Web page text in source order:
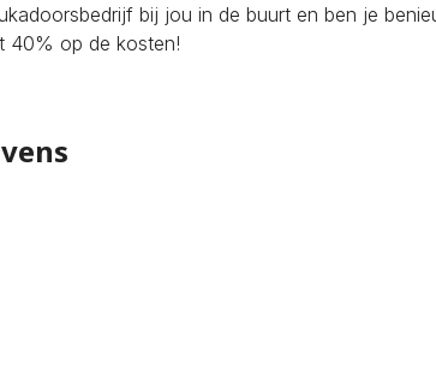
bij jou in de buurt en ben je
40% op de kosten!